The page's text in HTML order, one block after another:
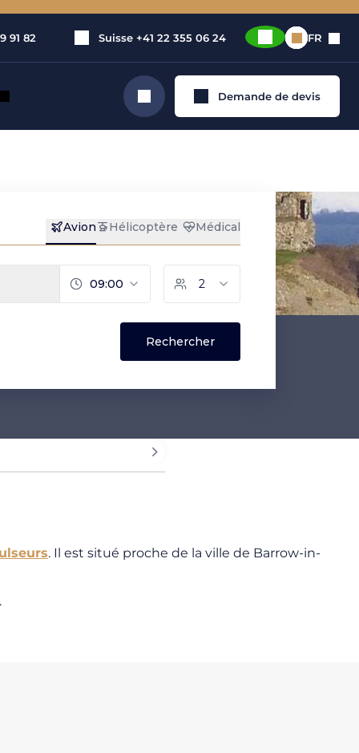
91 82 Suisse +41 22 355 06 24 FR
Rechercher Demande de devis
. Il est situé proche de la ville de Barrow-in-
.